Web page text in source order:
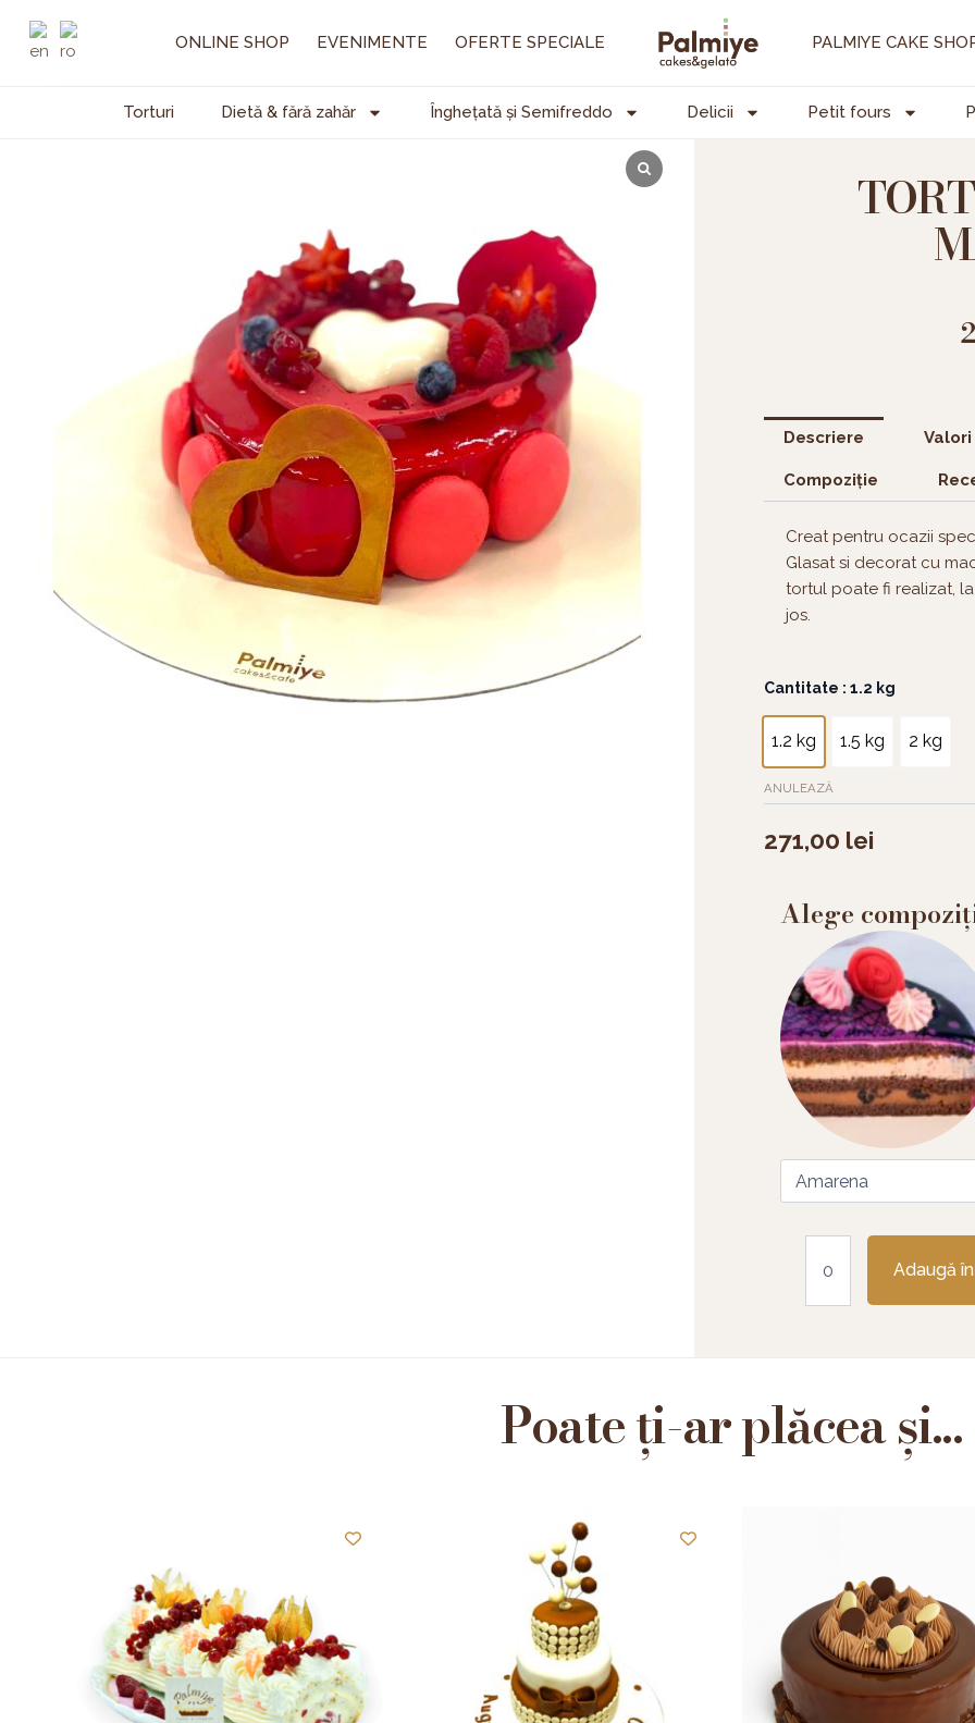
ONLINE SHOP EVENIMENTE OFERTE SPECIALE PALMIYE CAKE
Torturi Dietă & fără zahăr Înghețată și Semifreddo Delicii Petit fours
Descriere
Compoziție
Creat pentru ocazii
Glasat si decorat cu
tortul poate fi realizat,
jos.
Cantitate : 1.2 kg
1.2 kg 1.5 kg 2 kg
ANULEAZĂ
271,00 lei
Alege
Cantitate
Hearts
and
macarons
Adaugă
Poate ți-ar plăcea și...